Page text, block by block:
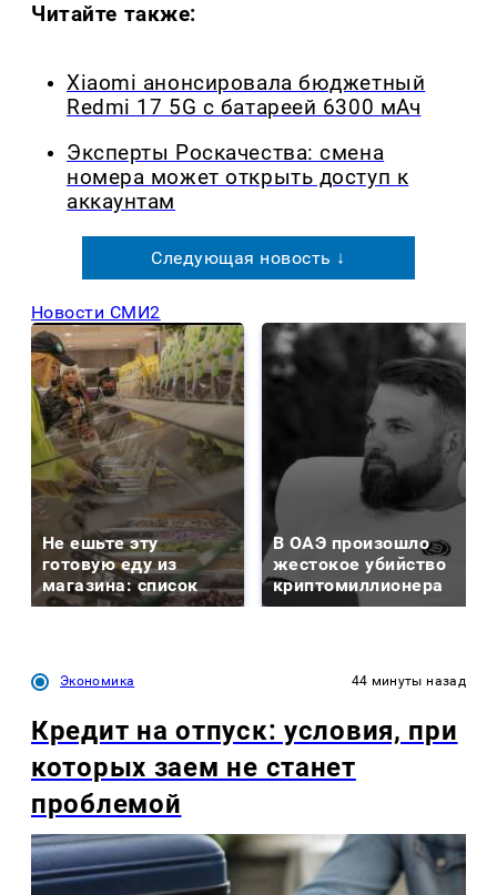
Читайте также:
Xiaomi анонсировала бюджетный
Redmi 17 5G с батареей 6300 мАч
Эксперты Роскачества: смена
номера может открыть доступ к
аккаунтам
Следующая новость ↓
Новости СМИ2
Не ешьте эту
готовую еду из
магазина: список
В ОАЭ произошло
жестокое убийство
криптомиллионера
Экономика 44 минуты назад
Кредит на отпуск: условия, при
которых заем не станет
проблемой